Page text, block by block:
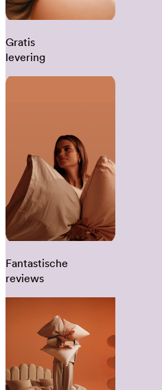
Gratis
levering
Fantastische
reviews